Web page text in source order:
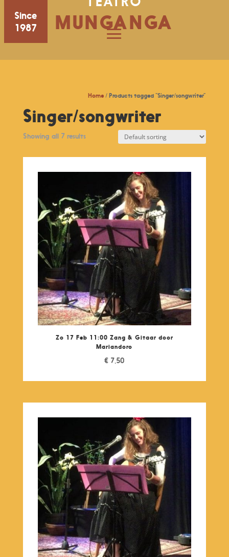
Since
1987
MUNGANGA
Home / Products tagged “Singer/songwriter”
Singer/songwriter
Showing all 7 results
Zo 17 Feb 11:00 Zang & Gitaar door
Mariandoro
€ 7,50